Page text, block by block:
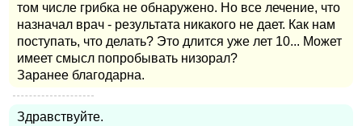
том числе грибка не обнаружено. Но все лечение, что
назначал врач - результата никакого не дает. Как нам
поступать, что делать? Это длится уже лет 10... Может
имеет смысл попробывать низорал?
Заранее благодарна.
Здравствуйте.